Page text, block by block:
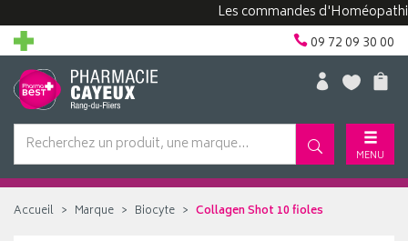
Les commandes d'Homéopathie
09 72 09 30 00
MENU
Accueil Marque Biocyte Collagen Shot 10 fioles